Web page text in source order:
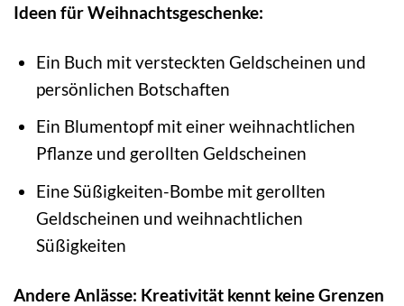
Ideen für Weihnachtsgeschenke:
Ein Buch mit versteckten Geldscheinen und
persönlichen Botschaften
Ein Blumentopf mit einer weihnachtlichen
Pflanze und gerollten Geldscheinen
Eine Süßigkeiten-Bombe mit gerollten
Geldscheinen und weihnachtlichen
Süßigkeiten
Andere Anlässe: Kreativität kennt keine Grenzen